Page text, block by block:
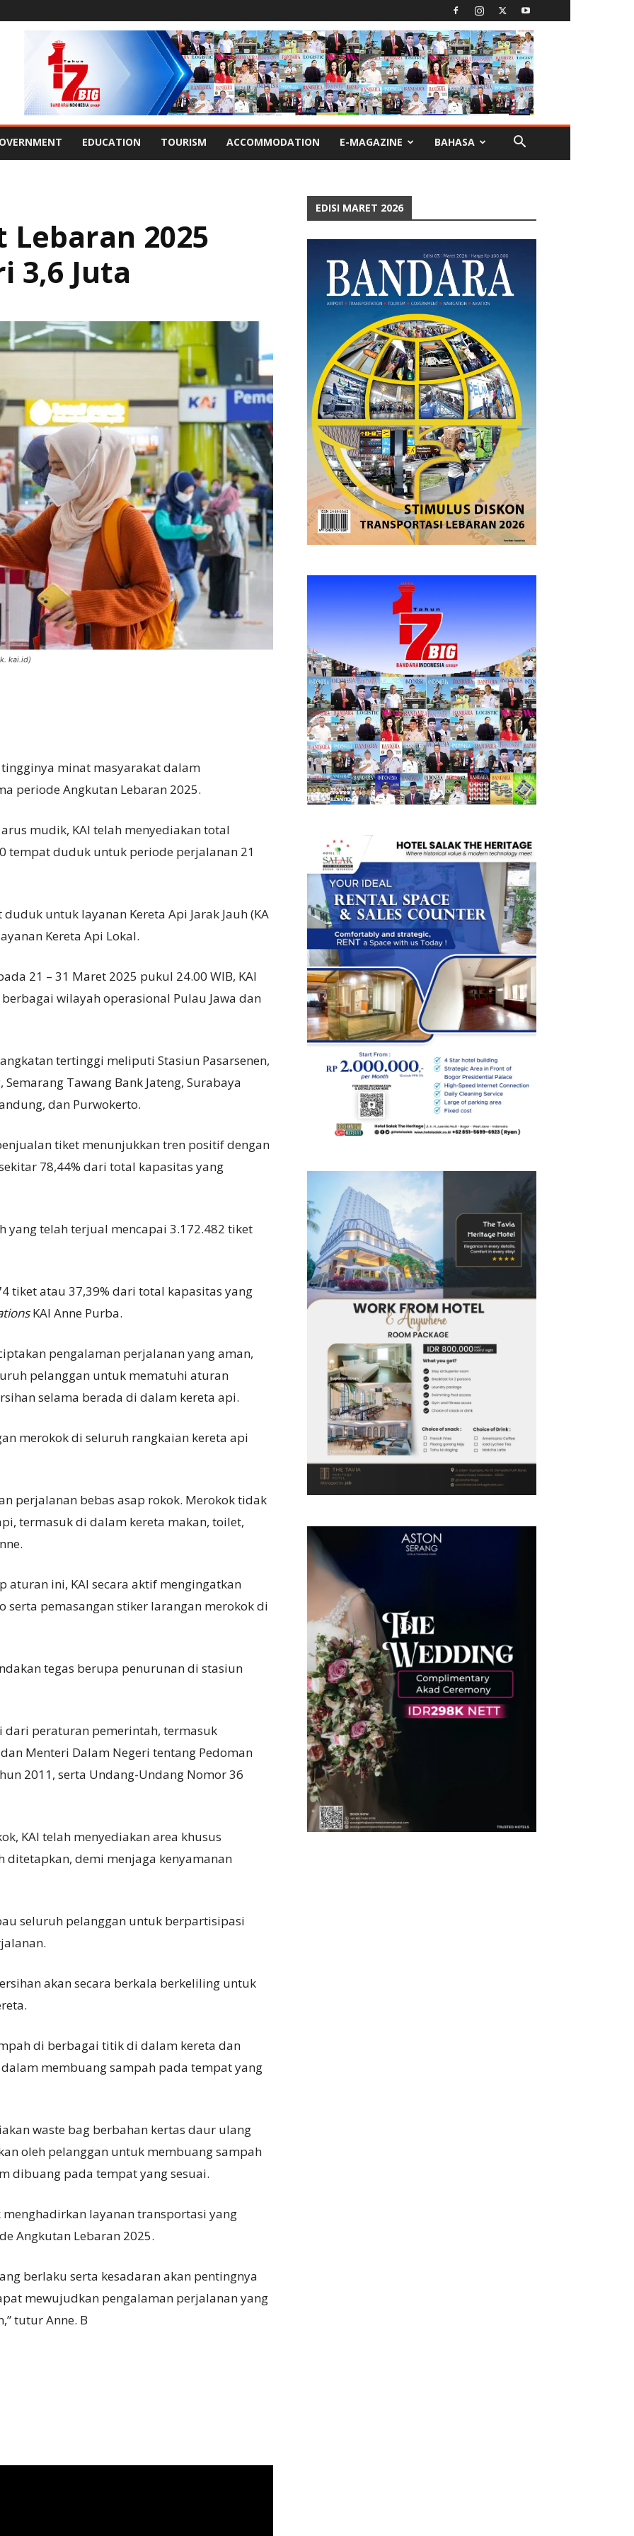
EDUCATION TOURISM ACCOMMODATION E-MAGAZINE BAHASA
2025
3,6 Juta
kai.id)
tingginya minat masyarakat dalam
periode Angkutan Lebaran 2025.
mudik, KAI telah menyediakan total
tempat duduk untuk periode perjalanan 21
untuk layanan Kereta Api Jarak Jauh (KA
Kereta Api Lokal.
21 – 31 Maret 2025 pukul 24.00 WIB, KAI
wilayah operasional Pulau Jawa dan
tertinggi meliputi Stasiun Pasarsenen,
Tawang Bank Jateng, Surabaya
dan Purwokerto.
tiket menunjukkan tren positif dengan
78,44% dari total kapasitas yang
yang telah terjual mencapai 3.172.482 tiket
tiket atau 37,39% dari total kapasitas yang
KAI Anne Purba.
pengalaman perjalanan yang aman,
pelanggan untuk mematuhi aturan
selama berada di dalam kereta api.
merokok di seluruh rangkaian kereta api
perjalanan bebas asap rokok. Merokok tidak
termasuk di dalam kereta makan, toilet,
ini, KAI secara aktif mengingatkan
pemasangan stiker larangan merokok di
tegas berupa penurunan di stasiun
peraturan pemerintah, termasuk
Menteri Dalam Negeri tentang Pedoman
2011, serta Undang-Undang Nomor 36
KAI telah menyediakan area khusus
ditetapkan, demi menjaga kenyamanan
seluruh pelanggan untuk berpartisipasi
akan secara berkala berkeliling untuk
di berbagai titik di dalam kereta dan
membuang sampah pada tempat yang
waste bag berbahan kertas daur ulang
oleh pelanggan untuk membuang sampah
dibuang pada tempat yang sesuai.
layanan transportasi yang
Angkutan Lebaran 2025.
berlaku serta kesadaran akan pentingnya
mewujudkan pengalaman perjalanan yang
tutur Anne. B
EDISI MARET 2026